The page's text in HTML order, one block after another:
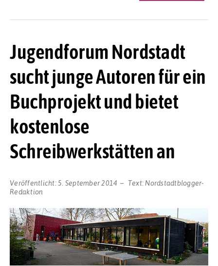
Jugendforum Nordstadt
sucht junge Autoren für ein
Buchprojekt und bietet
kostenlose
Schreibwerkstätten an
Veröffentlicht:5. September 2014 Text: Nordstadtblogger-
Redaktion